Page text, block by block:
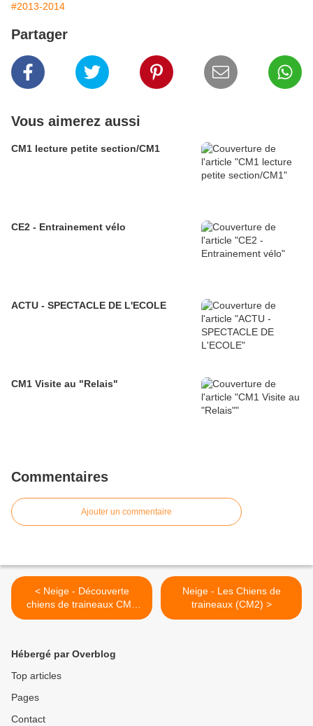
#2013-2014
Partager
Vous aimerez aussi
CM1 lecture petite section/CM1
CE2 - Entrainement vélo
ACTU - SPECTACLE DE L'ECOLE
CM1 Visite au "Relais"
Commentaires
Ajouter un commentaire
< Neige - Découverte
chiens de traineaux CM2
[18h30]
Neige - Les Chiens de
traineaux (CM2) >
Hébergé par Overblog
Top articles
Pages
Contact